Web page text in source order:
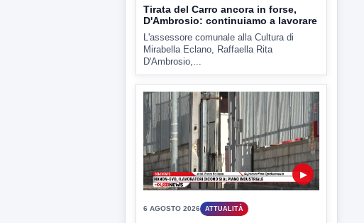
6 AGOSTO 2026 ATTUALITÀ
Tirata del Carro ancora in forse,
D'Ambrosio: continuiamo a lavorare
L'assessore comunale alla Cultura di
Mirabella Eclano, Raffaella Rita
D'Ambrosio,...